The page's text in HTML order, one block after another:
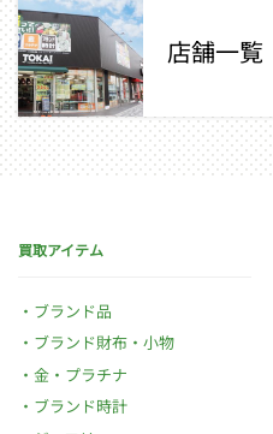
店舗一覧
買取アイテム
ブランド品
ブランド財布・小物
金・プラチナ
ブランド時計